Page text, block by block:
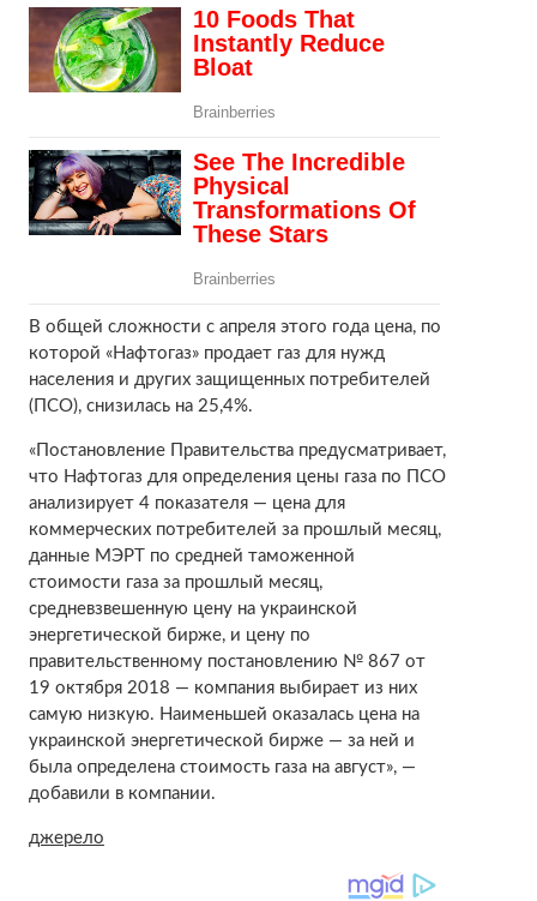
В общей сложности с апреля этого года цена, по
которой «Нафтогаз» продает газ для нужд
населения и других защищенных потребителей
(ПСО), снизилась на 25,4%.
«Постановление Правительства предусматривает,
что Нафтогаз для определения цены газа по ПСО
анализирует 4 показателя — цена для
коммерческих потребителей за прошлый месяц,
данные МЭРТ по средней таможенной
стоимости газа за прошлый месяц,
средневзвешенную цену на украинской
энергетической бирже, и цену по
правительственному постановлению № 867 от
19 октября 2018 — компания выбирает из них
самую низкую. Наименьшей оказалась цена на
украинской энергетической бирже — за ней и
была определена стоимость газа на август», —
добавили в компании.
джерело